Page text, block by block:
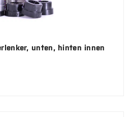
unten, hinten innen